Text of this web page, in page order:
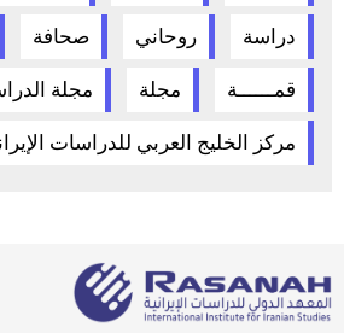
دراسة روحاني صحافة
قمــــــة مجلة مجلة
مركز الخليج العربي للدراسات